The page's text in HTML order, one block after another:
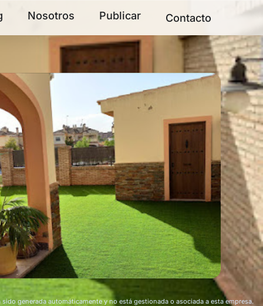
Nosotros Publicar Contacto
sido generada automáticamente y no está gestionada o asociada a esta empresa.